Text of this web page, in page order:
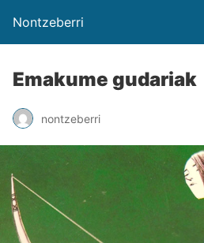
Nontzeberri
Emakume gudariak
nontzeberri